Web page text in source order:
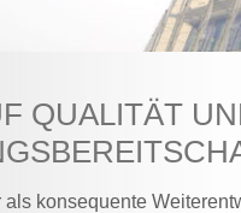
QUALITÄT
konsequente